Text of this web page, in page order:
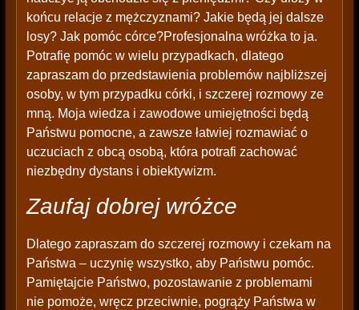
końcu relacje z mężczyznami? Jakie będą jej dalsze
losy? Jak pomóc córce?Profesjonalna wróżka to ja.
Potrafię pomóc w wielu przypadkach, dlatego
zapraszam do przedstawienia problemów najbliższej
osoby, w tym przypadku córki, i szczerej rozmowy ze
mną. Moja wiedza i zawodowe umiejętności będą
Państwu pomocne, a zawsze łatwiej rozmawiać o
uczuciach z obcą osobą, która potrafi zachować
niezbędny dystans i obiektywizm.
Zaufaj dobrej wróżce
Dlatego zapraszam do szczerej rozmowy i czekam na
Państwa – uczynię wszystko, aby Państwu pomóc.
Pamiętajcie Państwo, pozostawanie z problemami
nie pomoże, wręcz przeciwnie, pogrąży Państwa w